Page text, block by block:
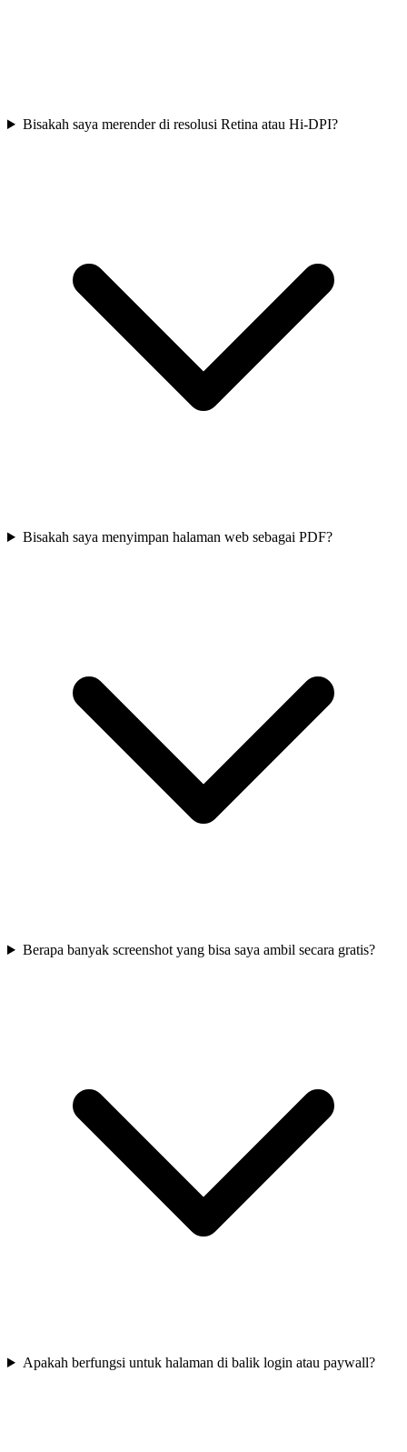
Bisakah saya merender di resolusi Retina atau Hi-DPI?
Bisakah saya menyimpan halaman web sebagai PDF?
Berapa banyak screenshot yang bisa saya ambil secara gratis?
Apakah berfungsi untuk halaman di balik login atau paywall?